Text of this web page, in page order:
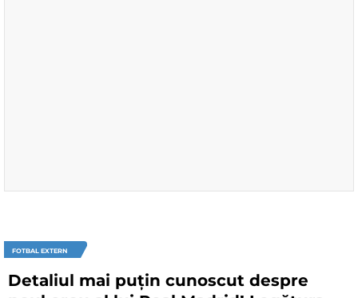
FOTBAL EXTERN
Detaliul mai puțin cunoscut despre